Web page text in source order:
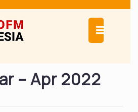
– Apr 2022